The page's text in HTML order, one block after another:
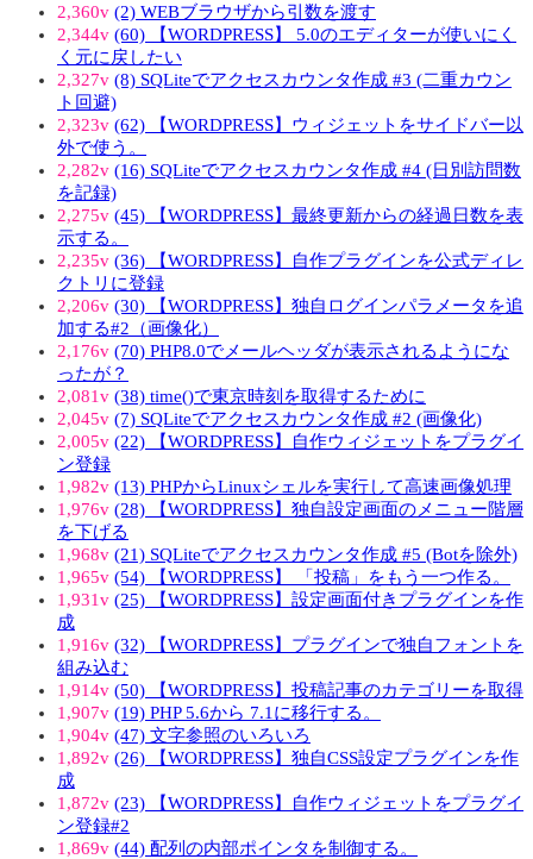
2,360v (2) WEBブラウザから引数を渡す
2,344v (60) 【WORDPRESS】 5.0のエディターが使いにく
く元に戻したい
2,327v (8) SQLiteでアクセスカウンタ作成 #3 (二重カウン
ト回避)
2,323v (62) 【WORDPRESS】ウィジェットをサイドバー以
外で使う。
2,282v (16) SQLiteでアクセスカウンタ作成 #4 (日別訪問数
を記録)
2,275v (45) 【WORDPRESS】最終更新からの経過日数を表
示する。
2,235v (36) 【WORDPRESS】自作プラグインを公式ディレ
クトリに登録
2,206v (30) 【WORDPRESS】独自ログインパラメータを追
加する#2（画像化）
2,176v (70) PHP8.0でメールヘッダが表示されるようにな
ったが？
2,081v (38) time()で東京時刻を取得するために
2,045v (7) SQLiteでアクセスカウンタ作成 #2 (画像化)
2,005v (22) 【WORDPRESS】自作ウィジェットをプラグイ
ン登録
1,982v (13) PHPからLinuxシェルを実行して高速画像処理
1,976v (28) 【WORDPRESS】独自設定画面のメニュー階層
を下げる
1,968v (21) SQLiteでアクセスカウンタ作成 #5 (Botを除外)
1,965v (54) 【WORDPRESS】 「投稿」をもう一つ作る。
1,931v (25) 【WORDPRESS】設定画面付きプラグインを作
成
1,916v (32) 【WORDPRESS】プラグインで独自フォントを
組み込む
1,914v (50) 【WORDPRESS】投稿記事のカテゴリーを取得
1,907v (19) PHP 5.6から 7.1に移行する。
1,904v (47) 文字参照のいろいろ
1,892v (26) 【WORDPRESS】独自CSS設定プラグインを作
成
1,872v (23) 【WORDPRESS】自作ウィジェットをプラグイ
ン登録#2
1,869v (44) 配列の内部ポインタを制御する。